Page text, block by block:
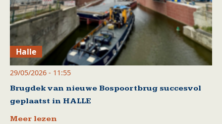
Halle
29/05/2026 - 11:55
Brugdek van nieuwe Bospoortbrug succesvol
geplaatst in HALLE
Meer lezen